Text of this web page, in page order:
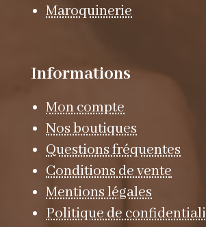
Maroquinerie
Informations
Mon compte
Nos boutiques
Questions fréquentes
Conditions de vente
Mentions légales
Politique de